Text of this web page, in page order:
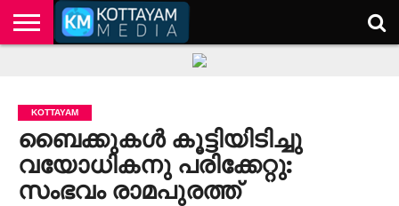
KOTTAYAM
ബൈക്കുകൾ കൂട്ടിയിടിച്ചു
വയോധികനു പരിക്കേറ്റു:
സംഭവം രാമപുരത്ത്